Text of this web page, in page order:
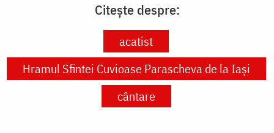
Citește despre:
acatist
Hramul Sfintei Cuvioase Parascheva de la Iași
cântare